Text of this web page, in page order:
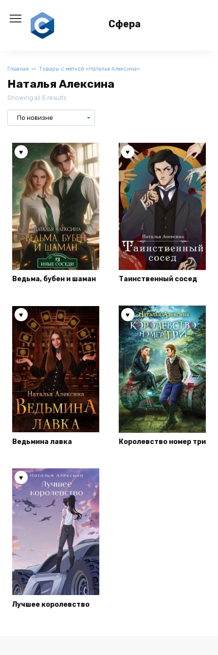
содержанию
Сфера
Главная Товары с меткой «Наталья Алексина»
Наталья Алексина
Showing all 5 results
Ведьма, бубен и шаман Таинственный сосед
Ведьмина лавка Королевство номер три
Лучшее королевство